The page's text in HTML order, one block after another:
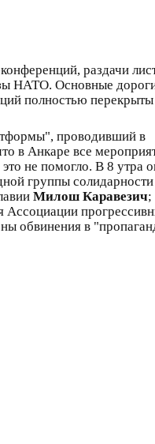
раздачи
НАТО. Основные
полностью перекрыты
проводивший в
в Анкаре все
не помогло. В 8 утра
группы солидарности
Милош Каравезич;
Ассоциации
обвинения в